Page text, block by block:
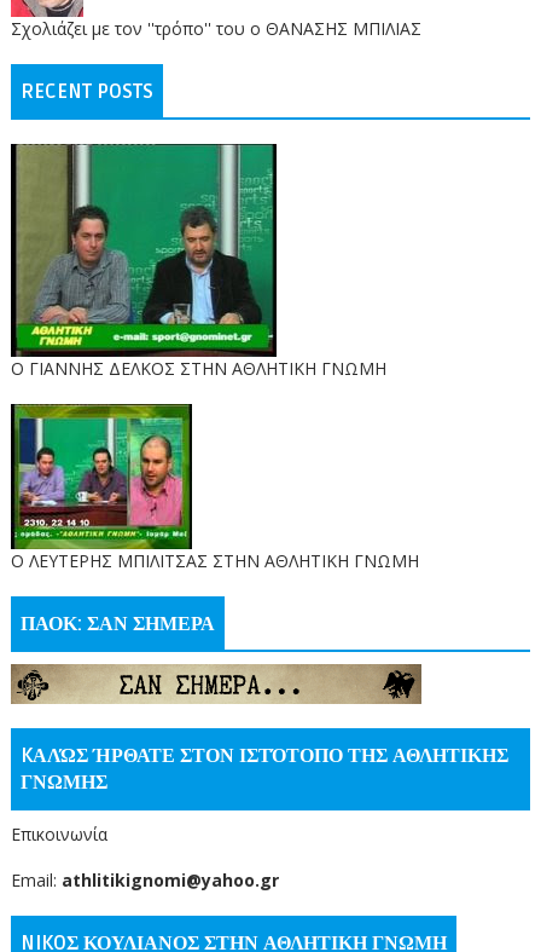
Σχολιάζει με τον ''τρόπο'' του ο ΘΑΝΑΣΗΣ ΜΠΙΛΙΑΣ
RECENT POSTS
Ο ΓΙΑΝΝΗΣ ΔΕΛΚΟΣ ΣΤΗΝ ΑΘΛΗΤΙΚΗ ΓΝΩΜΗ
O ΛΕΥΤΕΡΗΣ ΜΠΙΛΙΤΣΑΣ ΣΤΗΝ ΑΘΛΗΤΙΚΗ ΓΝΩΜΗ
ΠΑΟΚ: ΣΑΝ ΣΗΜΕΡΑ
KΑΛΏΣ ΉΡΘΑΤΕ ΣΤΟΝ ΙΣΤΌΤΟΠΟ ΤΗΣ ΑΘΛΗΤΙΚΗΣ
ΓΝΩΜΗΣ
Επικοινωνία
Email: athlitikignomi@yahoo.gr
NIKOΣ ΚΟΥΛΙΑΝΟΣ ΣΤΗΝ ΑΘΛΗΤΙΚΗ ΓΝΩΜΗ